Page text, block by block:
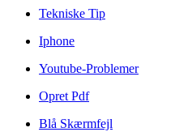
Tekniske Tip
Iphone
Youtube-Problemer
Opret Pdf
Blå Skærmfejl